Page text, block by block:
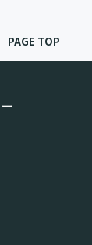
PAGE TOP